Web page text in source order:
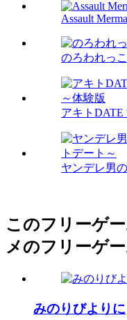
Assault
のろわれっこ
アキトDATE
ヤンデレ男
このフリーゲ
メのフリーゲ
みのりびよりに